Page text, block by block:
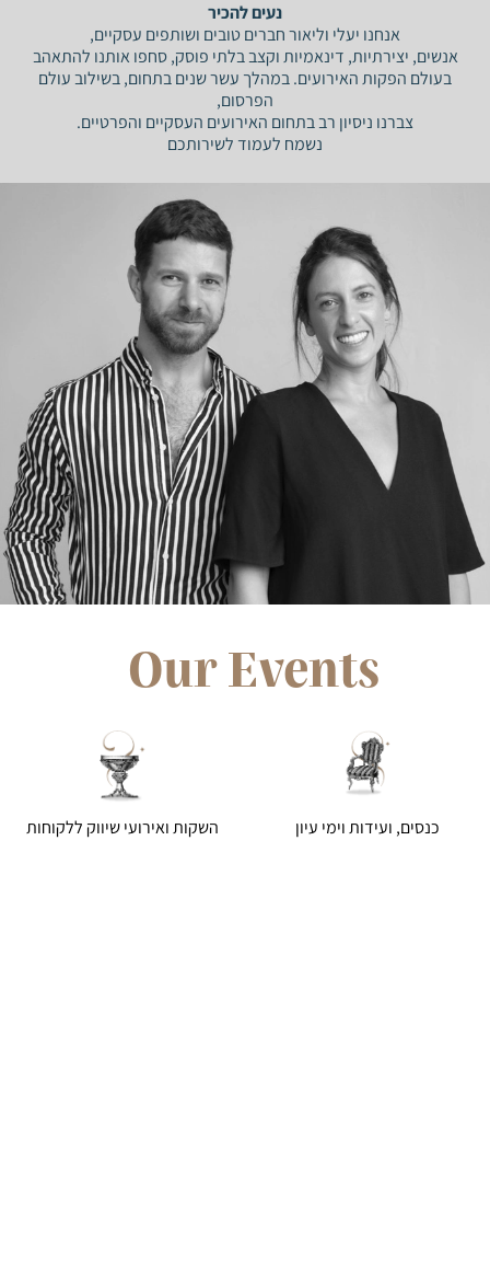
נעים להכיר
אנחנו יעלי וליאור חברים טובים ושותפים עסקיים,
אנשים, יצירתיות, דינאמיות וקצב בלתי פוסק, סחפו אותנו להתאהב
בעולם הפקות האירועים. במהלך עשר שנים בתחום, בשילוב עולם
הפרסום,
צברנו ניסיון רב בתחום האירועים העסקיים והפרטיים.
נשמח לעמוד לשירותכם
Our Events
כנסים, ועידות וימי עיון השקות ואירועי שיווק ללקוחות